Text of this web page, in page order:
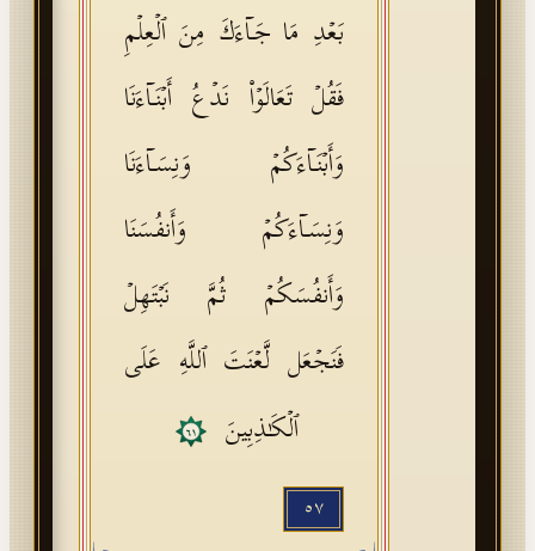
بَعۡدِ مَا جَاۤءَكَ مِنَ ٱلۡعِلۡمِ
فَقُلۡ تَعَالَوۡا۟ نَدۡعُ أَبۡنَاۤءَنَا
وَأَبۡنَاۤءَكُمۡ وَنِسَاۤءَنَا
وَنِسَاۤءَكُمۡ وَأَنفُسَنَا
وَأَنفُسَكُمۡ ثُمَّ نَبۡتَهِلۡ
فَنَجۡعَل لَّعۡنَتَ ٱللَّهِ عَلَى
ٱلۡكَـٰذِبِینَ
٦١
٥٧